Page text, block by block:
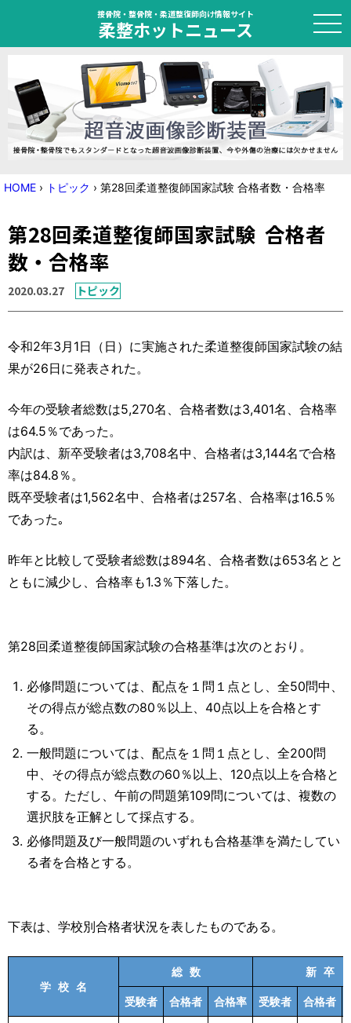
接骨院・整骨院・柔道整復師向け情報サイト
柔整ホットニュース
HOME
トピック
ニュース
国家試験対策
学会・セミナー情報
運営元 お問い合わせ
HOME › トピック › 第28回柔道整復師国家試験 合格者数・合格率
第28回柔道整復師国家試験 合格者
数・合格率
2020.03.27 トピック
令和2年3月1日（日）に実施された柔道整復師国家試験の結
果が26日に発表された。
今年の受験者総数は5,270名、合格者数は3,401名、合格率
は64.5％であった。
内訳は、新卒受験者は3,708名中、合格者は3,144名で合格
率は84.8％。
既卒受験者は1,562名中、合格者は257名、合格率は16.5％
であった｡
昨年と比較して受験者総数は894名、合格者数は653名とと
ともに減少し、合格率も1.3％下落した。
第28回柔道整復師国家試験の合格基準は次のとおり。
必修問題については、配点を１問１点とし、全50問中、
その得点が総点数の80％以上、40点以上を合格とす
る。
一般問題については、配点を１問１点とし、全200問
中、その得点が総点数の60％以上、120点以上を合格と
する。ただし、午前の問題第109問については、複数の
選択肢を正解として採点する。
必修問題及び一般問題のいずれも合格基準を満たしてい
る者を合格とする。
下表は、学校別合格者状況を表したものである。
学 校 名
総 数 新 卒
受験者 合格者 合格率 受験者 合格者